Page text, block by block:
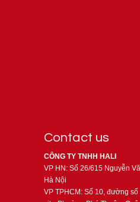
Contact us
CÔNG TY TNHH HALI
VP HN: Số 26/615 Nguyễn
Hà Nội
VP TPHCM: Số 10, đường